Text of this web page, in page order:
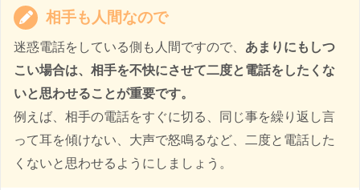
相手も人間なので
迷惑電話をしている側も人間ですので、 あまりにもしつ
こい場合は、相手を不快にさせて二度と電話をしたくな
いと思わせることが重要です。
例えば、相手の電話をすぐに切る、同じ事を繰り返し言
って耳を傾けない、大声で怒鳴るなど、二度と電話した
くないと思わせるようにしましょう。